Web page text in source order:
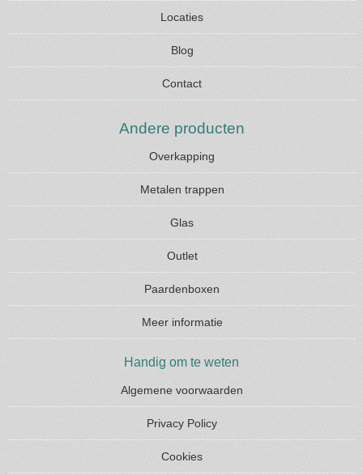
Locaties
Blog
Contact
Andere producten
Overkapping
Metalen trappen
Glas
Outlet
Paardenboxen
Meer informatie
Handig om te weten
Algemene voorwaarden
Privacy Policy
Cookies